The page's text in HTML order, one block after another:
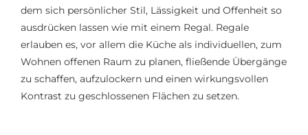
dem sich persönlicher Stil, Lässigkeit und Offenheit so
ausdrücken lassen wie mit einem Regal. Regale
erlauben es, vor allem die Küche als individuellen, zum
Wohnen offenen Raum zu planen, fließende Übergänge
zu schaffen, aufzulockern und einen wirkungsvollen
Kontrast zu geschlossenen Flächen zu setzen.